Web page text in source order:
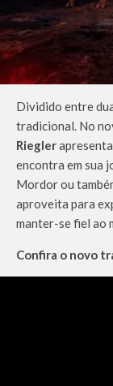
Dividido entre
tradicional. No
Riegler
encontra em sua
Mordor ou
aproveita para
manter-se fiel ao
Confira o novo